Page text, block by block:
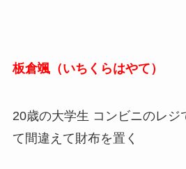
板倉颯（いちくらはやて）
20歳の大学生 コンビニのレジ
て間違えて財布を置く